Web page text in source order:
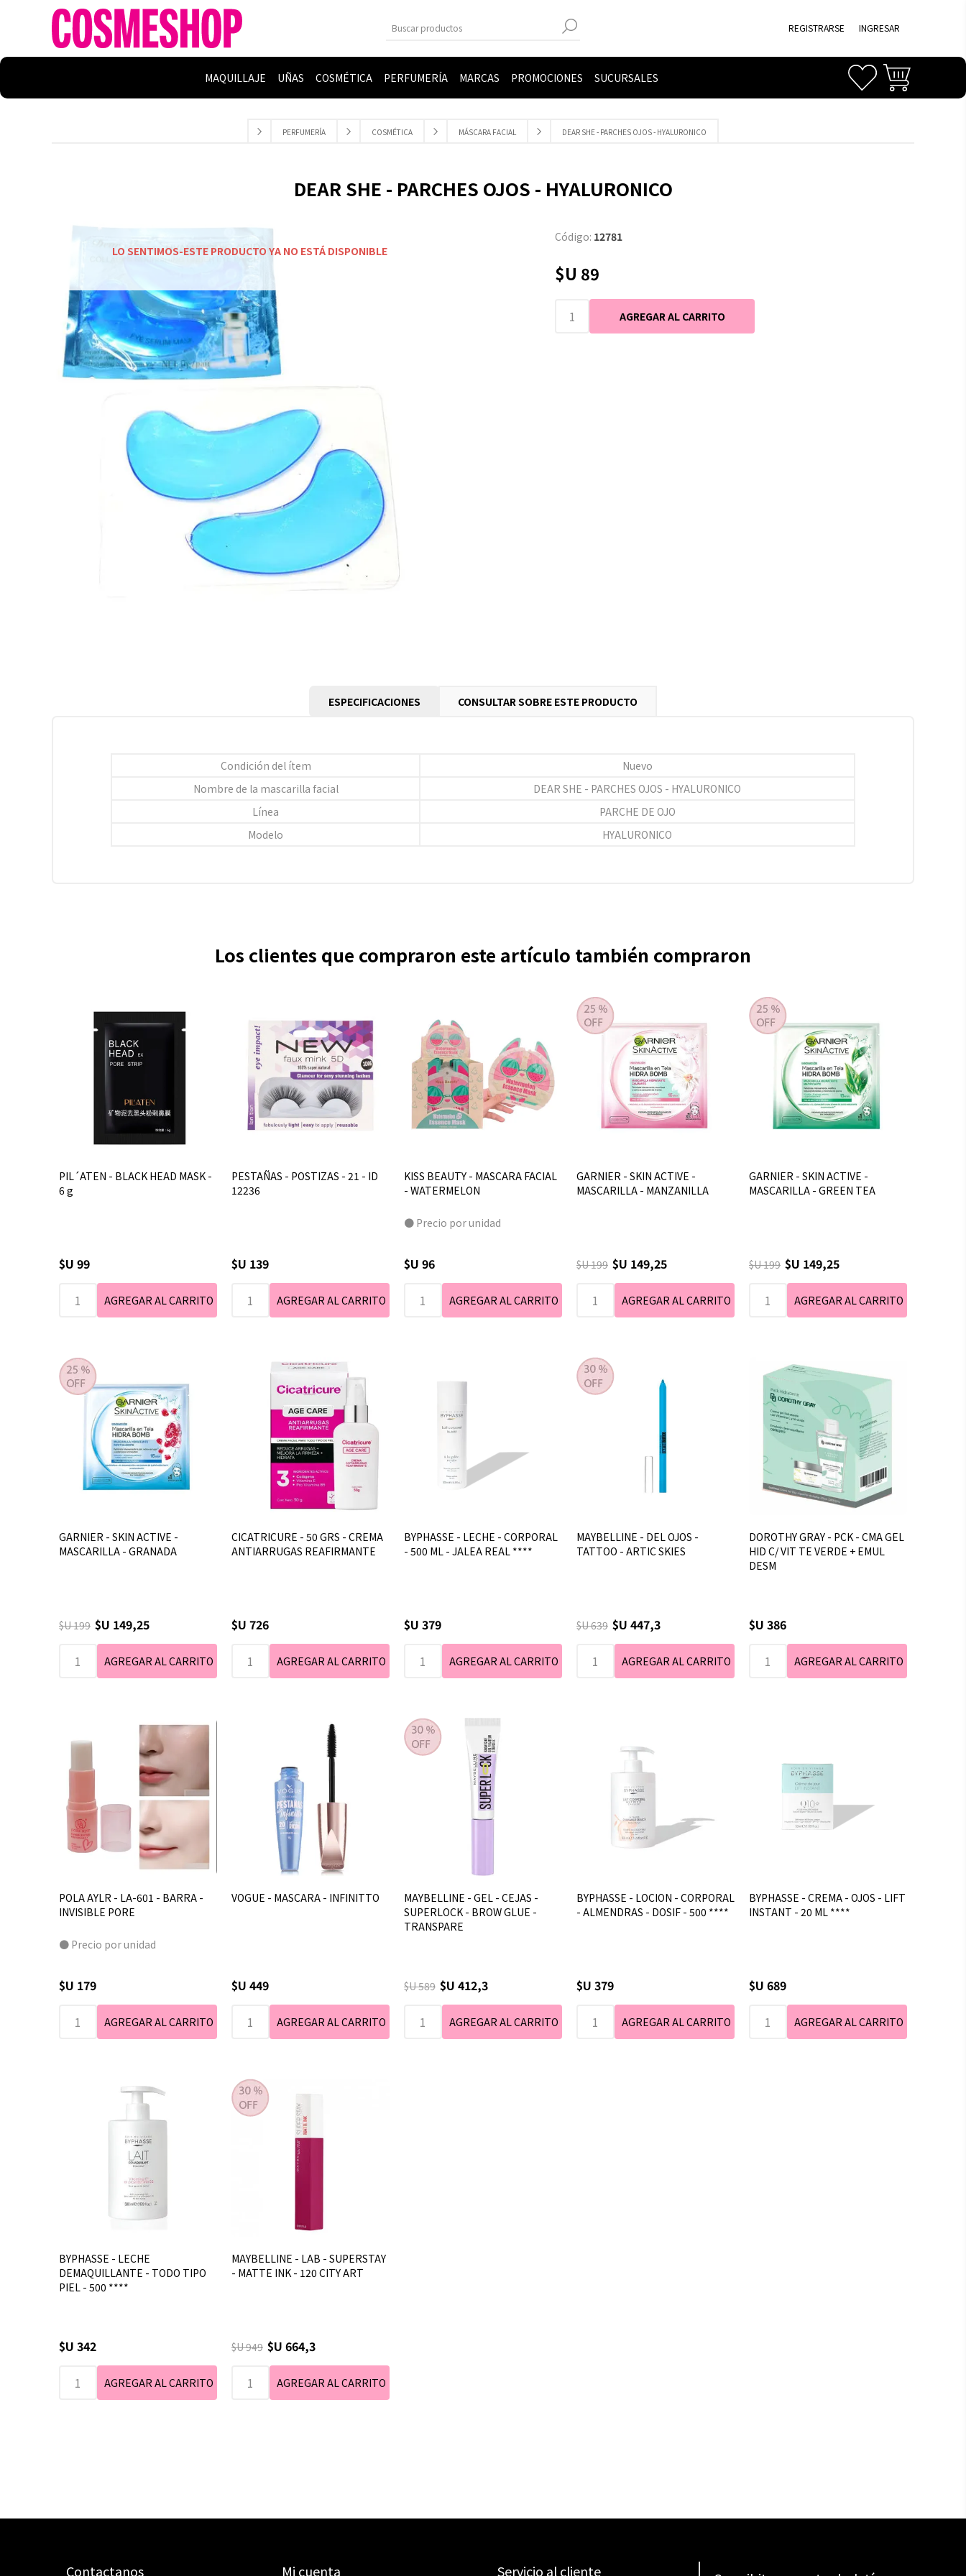
REGISTRARSE INGRESAR
MAQUILLAJE UÑAS COSMÉTICA PERFUMERÍA MARCAS PROMOCIONES SUCURSALES
PERFUMERÍA COSMÉTICA MÁSCARA FACIAL DEAR SHE - PARCHES OJOS - HYALURONICO
DEAR SHE - PARCHES OJOS - HYALURONICO
LO SENTIMOS-ESTE PRODUCTO YA NO ESTÁ DISPONIBLE
Código: 12781
$U 89
ESPECIFICACIONES CONSULTAR SOBRE ESTE PRODUCTO
Condición del ítem
Nuevo
Nombre de la mascarilla facial
DEAR SHE - PARCHES OJOS - HYALURONICO
Línea
PARCHE DE OJO
Modelo
HYALURONICO
Los clientes que compraron este artículo también compraron
PIL´ATEN - BLACK HEAD MASK -
6 g
$U 99
PESTAÑAS - POSTIZAS - 21 - ID
12236
$U 139
KISS BEAUTY - MASCARA FACIAL
- WATERMELON
● Precio por unidad
$U 96
GARNIER - SKIN ACTIVE -
MASCARILLA - MANZANILLA
$U 199 $U 149,25
GARNIER - SKIN ACTIVE -
MASCARILLA - GREEN TEA
$U 199 $U 149,25
GARNIER - SKIN ACTIVE -
MASCARILLA - GRANADA
$U 199 $U 149,25
CICATRICURE - 50 GRS - CREMA
ANTIARRUGAS REAFIRMANTE
$U 726
BYPHASSE - LECHE - CORPORAL
- 500 ML - JALEA REAL ****
$U 379
MAYBELLINE - DEL OJOS -
TATTOO - ARTIC SKIES
$U 639 $U 447,3
DOROTHY GRAY - PCK - CMA GEL
HID C/ VIT TE VERDE + EMUL
DESM
$U 386
POLA AYLR - LA-601 - BARRA -
INVISIBLE PORE
● Precio por unidad
$U 179
VOGUE - MASCARA - INFINITTO
$U 449
MAYBELLINE - GEL - CEJAS -
SUPERLOCK - BROW GLUE -
TRANSPARE
$U 589 $U 412,3
BYPHASSE - LOCION - CORPORAL
- ALMENDRAS - DOSIF - 500 ****
$U 379
BYPHASSE - CREMA - OJOS - LIFT
INSTANT - 20 ML ****
$U 689
BYPHASSE - LECHE
DEMAQUILLANTE - TODO TIPO
PIEL - 500 ****
$U 342
MAYBELLINE - LAB - SUPERSTAY
- MATTE INK - 120 CITY ART
$U 949 $U 664,3
Contactanos Mi cuenta Servicio al cliente